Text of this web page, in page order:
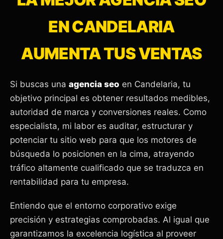
EN CANDELARIA
AUMENTA TUS VENTAS
Si buscas una agencia seo en Candelaria, tu
objetivo principal es obtener resultados medibles,
autoridad de marca y conversiones reales. Como
especialista, mi labor es auditar, estructurar y
potenciar tu sitio web para que los motores de
búsqueda lo posicionen en la cima, atrayendo
tráfico altamente cualificado que se traduzca en
rentabilidad para tu empresa.
Entiendo que el entorno corporativo exige
precisión y estrategias comprobadas. Al igual que
garantizamos la excelencia logística al proveer